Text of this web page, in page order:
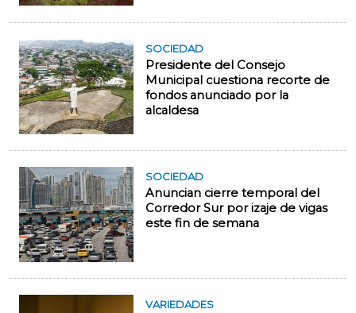
SOCIEDAD
Presidente del Consejo
Municipal cuestiona recorte de
fondos anunciado por la
alcaldesa
SOCIEDAD
Anuncian cierre temporal del
Corredor Sur por izaje de vigas
este fin de semana
VARIEDADES